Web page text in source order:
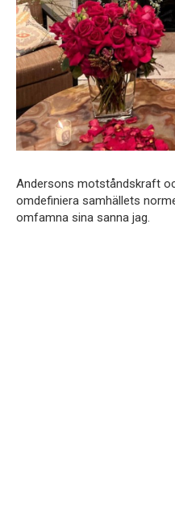
Andersons motståndskraft
omdefiniera samhällets
omfamna sina sanna jag.